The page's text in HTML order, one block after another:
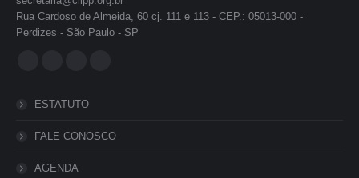
Rua Cardoso de Almeida, 60 cj. 111 e 113 - CEP.: 05013-000 -
Perdizes - São Paulo - SP
opens
window
opens
in
window
opens
in
window
in
ESTATUTO
FALE CONOSCO
AGENDA